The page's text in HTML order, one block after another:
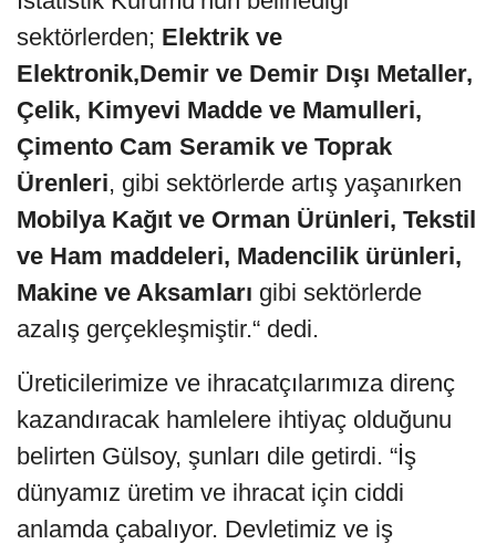
sektörlerden; Elektrik ve
Elektronik,Demir ve Demir Dışı Metaller,
Çelik, Kimyevi Madde ve Mamulleri,
Çimento Cam Seramik ve Toprak
Ürenleri, gibi sektörlerde artış yaşanırken
Mobilya Kağıt ve Orman Ürünleri, Tekstil
ve Ham maddeleri, Madencilik ürünleri,
Makine ve Aksamları gibi sektörlerde
azalış gerçekleşmiştir.“ dedi.
Üreticilerimize ve ihracatçılarımıza direnç
kazandıracak hamlelere ihtiyaç olduğunu
belirten Gülsoy, şunları dile getirdi. “İş
dünyamız üretim ve ihracat için ciddi
anlamda çabalıyor. Devletimiz ve iş